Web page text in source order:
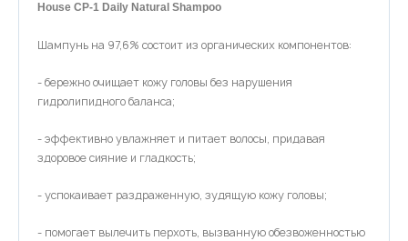
House CP-1 Daily Natural Shampoo
Шампунь на 97,6% состоит из органических компонентов:
- бережно очищает кожу головы без нарушения
гидролипидного баланса;
- эффективно увлажняет и питает волосы, придавая
здоровое сияние и гладкость;
- успокаивает раздраженную, зудящую кожу головы;
- помогает вылечить перхоть, вызванную обезвоженностью